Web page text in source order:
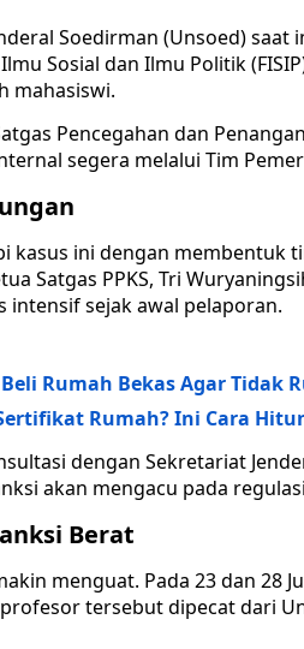
Soedirman (Unsoed) saat
Sosial dan Ilmu Politik
mahasiswi.
Pencegahan dan
segera melalui Tim
kasus ini dengan membentuk
Satgas PPKS, Tri
sejak awal pelaporan.
Rumah Bekas Agar Tidak
Rumah? Ini Cara
dengan Sekretariat
akan mengacu pada
Berat
menguat. Pada 23 dan 28
tersebut dipecat dari